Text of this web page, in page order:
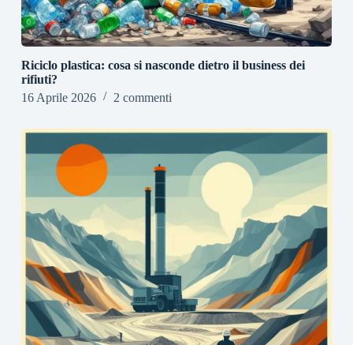
Riciclo plastica: cosa si nasconde dietro il business dei
rifiuti?
16 Aprile 2026
2 commenti